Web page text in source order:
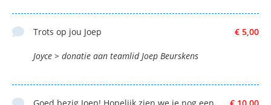
€ 5,00
Trots op jou Joep
Joyce > donatie aan teamlid Joep Beurskens